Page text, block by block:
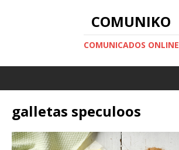
COMUNIKO
COMUNICADOS ONLINE
galletas speculoos